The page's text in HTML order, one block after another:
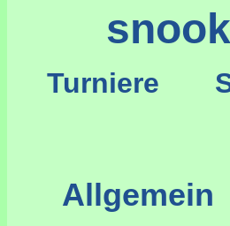
Turniere
Allgemein